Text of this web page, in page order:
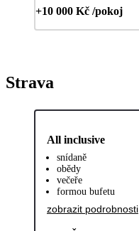
+10 000 Kč /pokoj
Strava
All inclusive
snídaně
obědy
večeře
formou bufetu
zobrazit podrobnosti